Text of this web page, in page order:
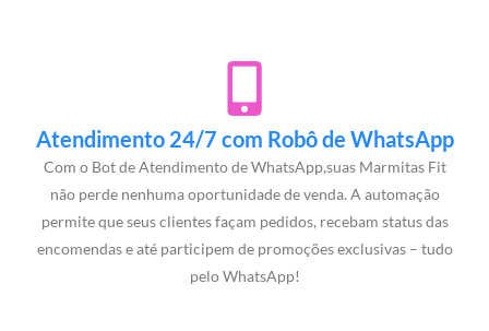
Atendimento 24/7 com Robô de WhatsApp
Com o Bot de Atendimento de WhatsApp,suas Marmitas Fit
não perde nenhuma oportunidade de venda. A automação
permite que seus clientes façam pedidos, recebam status das
encomendas e até participem de promoções exclusivas – tudo
pelo WhatsApp!